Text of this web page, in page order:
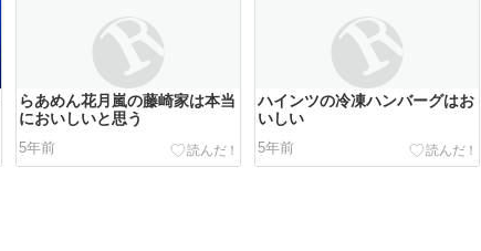
らあめん花月嵐の藤崎家は本当
においしいと思う
5年前
ハインツの冷凍ハンバーグはお
いしい
5年前